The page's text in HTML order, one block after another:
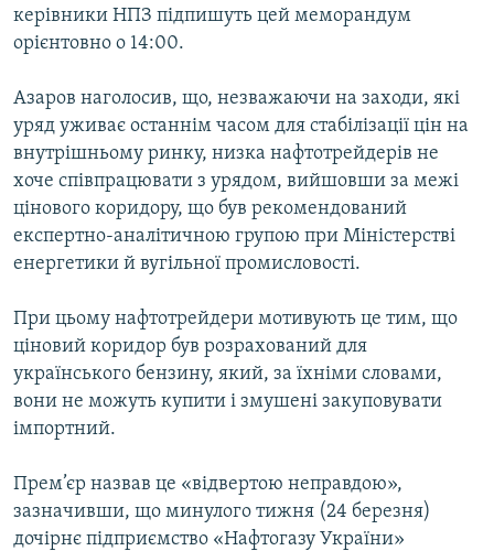
ДОЛУЧАЙСЯ!
Усі сайти RFE/RL
керівники НПЗ підпишуть цей меморандум
орієнтовно о 14:00.
Азаров наголосив, що, незважаючи на заходи, які
уряд уживає останнім часом для стабілізації цін на
внутрішньому ринку, низка нафтотрейдерів не
хоче співпрацювати з урядом, вийшовши за межі
цінового коридору, що був рекомендований
експертно-аналітичною групою при Міністерстві
енергетики й вугільної промисловості.
При цьому нафтотрейдери мотивують це тим, що
ціновий коридор був розрахований для
українського бензину, який, за їхніми словами,
вони не можуть купити і змушені закуповувати
імпортний.
Прем’єр назвав це «відвертою неправдою»,
зазначивши, що минулого тижня (24 березня)
дочірнє підприємство «Нафтогазу України»